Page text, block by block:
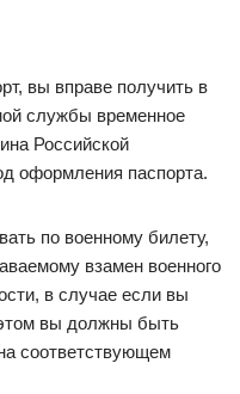
вы вправе получить в
службы временное
Российской
оформления паспорта.
по военному билету,
взамен военного
в случае если вы
вы должны быть
соответствующем